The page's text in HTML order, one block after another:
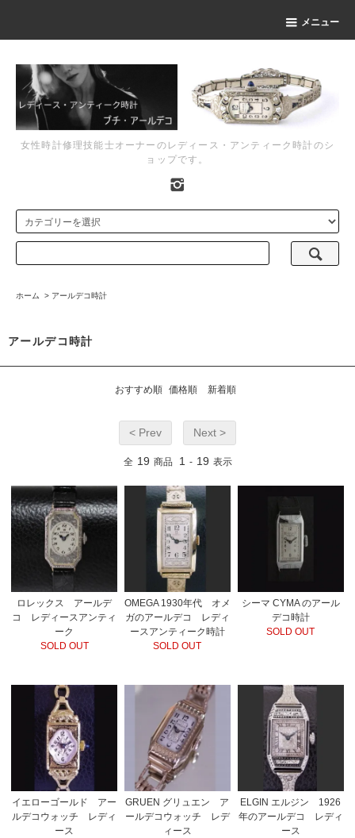
メニュー
女性時計修理技能士オーナーのレディース・アンティーク時計のシ
ョップです。
ホーム > アールデコ時計
アールデコ時計
おすすめ順 価格順 新着順
< Prev Next >
全 19 商品 1 - 19 表示
ロレックス アールデ
コ レディースアンティ
ーク
SOLD OUT
OMEGA 1930年代 オメ
ガのアールデコ レディ
ースアンティーク時計
SOLD OUT
シーマ CYMA のアール
デコ時計
SOLD OUT
イエローゴールド アー
ルデコウォッチ レディ
ース
GRUEN グリュエン ア
ールデコウォッチ レデ
ィース
ELGIN エルジン 1926
年のアールデコ レディ
ース